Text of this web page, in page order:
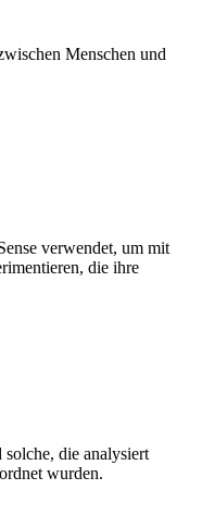
Menschen und
verwendet, um mit
die ihre
die analysiert
wurden.